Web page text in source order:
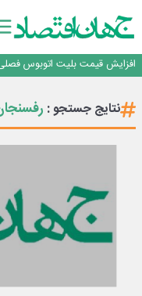
۲ درصد از مشترکان ۱۰ درصد برق خانگی را مصرف می‌کنند!
روزنامه ۱۷ مرداد
افزایش قیمت بلیت اتوبوس
چرا بدون ثبات ارزی، صنایع
۲ درصد از مشترکان ۱۰ درصد برق خانگی را مصرف می‌کنند!
روزنامه ۱۷ مرداد
افزایش قیمت بلیت اتوبوس
نتایج جستجو :